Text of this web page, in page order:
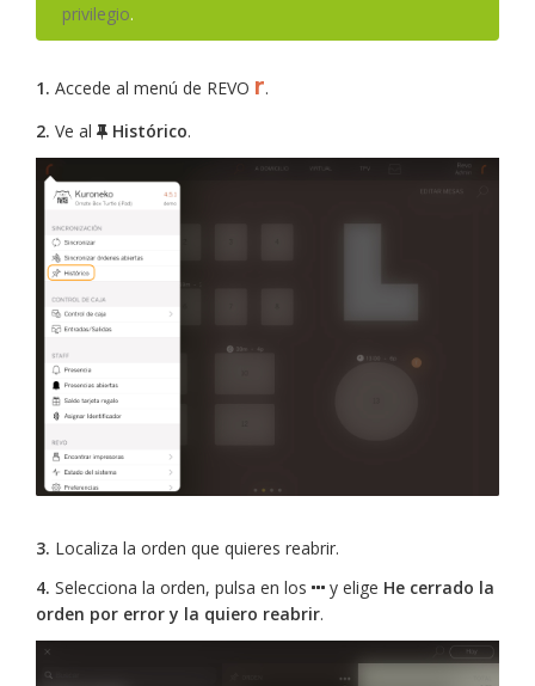
privilegio.
1. Accede al menú de REVO r.
2. Ve al Histórico.
3. Localiza la orden que quieres reabrir.
4. Selecciona la orden, pulsa en los y elige He cerrado la
orden por error y la quiero reabrir.